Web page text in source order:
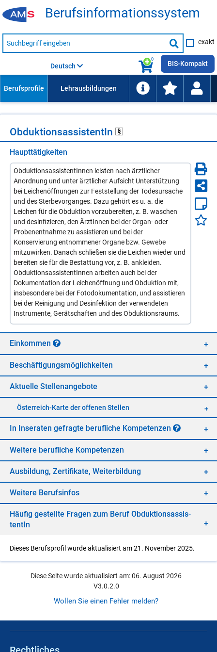
Be­rufs­in­for­ma­ti­ons­sys­tem
Suche
nach
Suche
starten
exakt
0
Deutsch BIS-Kompakt
Ob­duk­ti­ons­as­sis­ten­tIn
Haupttätigkeiten
ObduktionsassistentInnen leisten nach ärztlicher
Anordnung und unter ärztlicher Aufsicht Unterstützung
bei Leichenöffnungen zur Feststellung der Todesursache
und des Sterbevorganges. Dazu gehört es u. a. die
Leichen für die Obduktion vorzubereiten, z. B. waschen
und desinfizieren, den ÄrztInnen bei der Organ- oder
Probenentnahme zu assistieren und bei der
Konservierung entnommener Organe bzw. Gewebe
mitzuwirken. Danach schließen sie die Leichen wieder und
bereiten sie für die Bestattung vor, z. B. ankleiden.
ObduktionsassistentInnen arbeiten auch bei der
Dokumentation der Leichenöffnung und Obduktion mit,
insbesondere bei der Fotodokumentation, und assistieren
bei der Reinigung und Desinfektion der verwendeten
Instrumente, Gerätschaften und des Obduktionsraums.
Ein­kom­men
Be­schäf­ti­gungs­mög­lich­kei­ten
Ak­tu­el­le Stel­len­an­ge­bo­te
Öster­reich-Kar­te der of­fe­nen Stel­len
In In­se­ra­ten ge­frag­te be­ruf­li­che Kom­pe­ten­zen
Wei­te­re be­ruf­li­che Kom­pe­ten­zen
Aus­bil­dung, Zer­ti­fi­ka­te, Wei­ter­bil­dung
Wei­te­re Be­rufs­in­fos
Häu­fig ge­stell­te Fra­gen zum Be­ruf Ob­duk­ti­ons­as­sis­
ten­tIn
Dieses Berufsprofil wurde aktualisiert am 21. November 2025.
Diese Seite wurde aktualisiert am: 06. August 2026
V3.0.2.0
Wollen Sie einen Fehler melden?